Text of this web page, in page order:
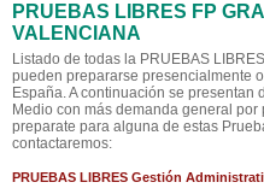
PRUEBAS LIBRES FP
VALENCIANA
Listado de todas la PRUEBAS
pueden prepararse presencialmente
España. A continuación se
Medio con más demanda general
preparate para alguna de estas
contactaremos:
PRUEBAS LIBRES Gestión